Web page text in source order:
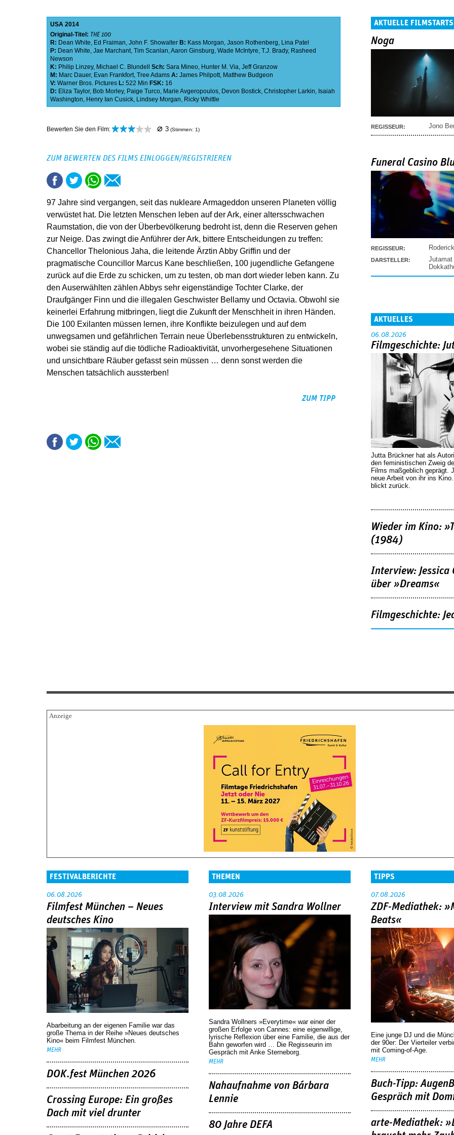
USA 2014
Original-Titel: THE 100
R: Dean White, Ed Fraiman, John F. Showalter B: Kass Morgan, Jason Rothenberg, Lina Patel
P: Dean White, Jae Marchant, Tim Scanlan,Aaron Ginsburg, Wade McIntyre, T.J. Brady, Rasheed
Newson
K: Philip Linzey, Michael C. Blundell Sch: Sara Mineo, Hunter M. Via, Jeff Granzow
M: Marc Dauer, Evan Frankfort, Tree Adams A: James Philpott, Matthew Budgeon
V: Warner Bros. Pictures L: 522 Min FSK: 16
D: Eliza Taylor, Bob Morley, Paige Turco, Marie Avgeropoulos, Devon Bostick, Christopher Larkin, Isaiah
Washington, Henry Ian Cusick, Lindsey Morgan, Ricky Whittle
Bewerten Sie den Film: ⌀ 3 (Stimmen: 1)
ZUM BEWERTEN DES FILMS EINLOGGEN/REGISTRIEREN
97 Jahre sind vergangen, seit das nukleare Armageddon unseren Planeten völlig
verwüstet hat. Die letzten Menschen leben auf der Ark, einer altersschwachen
Raumstation, die von der Überbevölkerung bedroht ist, denn die Reserven gehen
zur Neige. Das zwingt die Anführer der Ark, bittere Entscheidungen zu treffen:
Chancellor Thelonious Jaha, die leitende Ärztin Abby Griffin und der
pragmatische Councillor Marcus Kane beschließen, 100 jugendliche Gefangene
zurück auf die Erde zu schicken, um zu testen, ob man dort wieder leben kann. Zu
den Auserwählten zählen Abbys sehr eigenständige Tochter Clarke, der
Draufgänger Finn und die illegalen Geschwister Bellamy und Octavia. Obwohl sie
keinerlei Erfahrung mitbringen, liegt die Zukunft der Menschheit in ihren Händen.
Die 100 Exilanten müssen lernen, ihre Konflikte beizulegen und auf dem
unwegsamen und gefährlichen Terrain neue Überlebensstrukturen zu entwickeln,
wobei sie ständig auf die tödliche Radioaktivität, unvorhergesehene Situationen
und unsichtbare Räuber gefasst sein müssen … denn sonst werden die
Menschen tatsächlich aussterben!
ZUM TIPP
AKTUELLE FILMSTARTS
Noga
REGISSEUR: Jono
Funeral Casino
REGISSEUR:
DARSTELLER: Jutamat
AKTUELLES
06.08.2026
Filmgeschichte:
Jutta Brückner hat als
den feministischen Zweig
Films maßgeblich geprägt.
neue Arbeit von ihr ins
blickt zurück.
Wieder im Kino:
(1984)
Interview: Jessica
über »Dreams«
Filmgeschichte:
FESTIVALBERICHTE
06.08.2026
Filmfest München – Neues
deutsches Kino
Abarbeitung an der eigenen Familie war das
große Thema in der Reihe »Neues deutsches
Kino« beim Filmfest München.
MEHR
DOK.fest München 2026
Crossing Europe: Ein großes
Dach mit viel drunter
THEMEN
03.08.2026
Interview mit Sandra Wollner
Sandra Wollners »Everytime« war einer der
großen Erfolge von Cannes: eine eigenwillige,
lyrische Reflexion über eine ­Familie, die aus der
Bahn geworfen wird … Die Regisseurin im
Gespräch mit Anke Sterneborg.
MEHR
Nahaufnahme von Bárbara
Lennie
80 Jahre DEFA
TIPPS
07.08.2026
ZDF-Mediathek:
Beats«
Eine junge DJ und die
der 90er: Der Vierteiler
mit Coming-of-Age.
MEHR
Buch-Tipp:
Gespräch mit
arte-Mediathek: